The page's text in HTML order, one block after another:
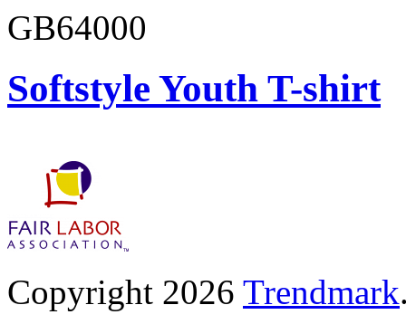
GB64000
Softstyle Youth T-shirt
Copyright 2026 Trendmark